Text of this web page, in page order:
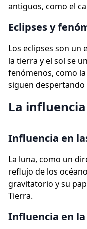
antiguos, como el
Eclipses y
Los eclipses son un
la tierra y el sol se
fenómenos, como
siguen
La
Influencia en
La luna, como un
reflujo de los
gravitatorio y su
Tierra.
Influencia en